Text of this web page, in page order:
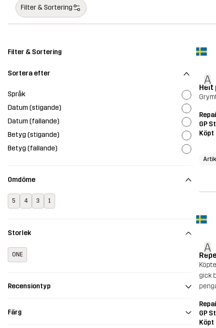
Filter & Sortering
Filter & Sortering
Sortera efter
Språk
Datum (stigande)
Datum (fallande)
Betyg (stigande)
Betyg (fallande)
Omdöme
5 4 3 1
Storlek
ONE
Recensiontyp
Färg
A
Helt
GP
A
gick
GP